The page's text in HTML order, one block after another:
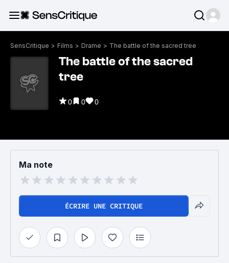
SensCritique > Films > Drame > The battle of the sacred tree
The battle of the sacred
tree
0 0 0
Ma note
ÉCRIRE UNE CRITIQUE